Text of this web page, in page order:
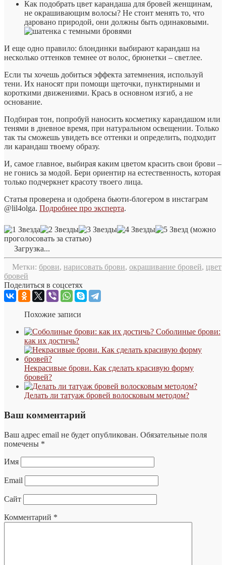
Как подобрать цвет карандаша для бровей женщинам,
не окрашивающим волосы? Не стоит менять то, что
даровано природой, они должны быть одинаковыми.
И еще одно правило: блондинки выбирают карандаш на
несколько оттенков темнее от волос, брюнетки – светлее.
Если ты хочешь добиться эффекта затемнения, используй
тени. Их наносят при помощи щеточки, пунктирными и
короткими движениями. Крась в основном изгиб, а не
основание.
Подбирая тон, попробуй наносить косметику карандашом или
тенями в дневное время, при натуральном освещении. Только
так ты сможешь увидеть все оттенки и определить, подходит
ли карандаш твоему образу.
И, самое главное, выбирая каким цветом красить свои брови –
не гонись за модой. Бери ориентир на естественность, которая
только подчеркнет красоту твоего лица.
Статья проверена и одобрена бьюти-блогером в инстаграм
@lil4olga. Подробнее про эксперта.
(можно
проголосовать за статью)
Загрузка...
Метки: брови, нарисовать брови, окрашивание бровей, цвет
бровей
Поделиться в соцсетях
Похожие записи
Соболиные брови:
как их достичь?
Некрасивые брови. Как сделать красивую форму
бровей?
Делать ли татуаж бровей волосковым методом?
Ваш комментарий
Ваш адрес email не будет опубликован. Обязательные поля
помечены *
Имя
Email
Сайт
Комментарий *